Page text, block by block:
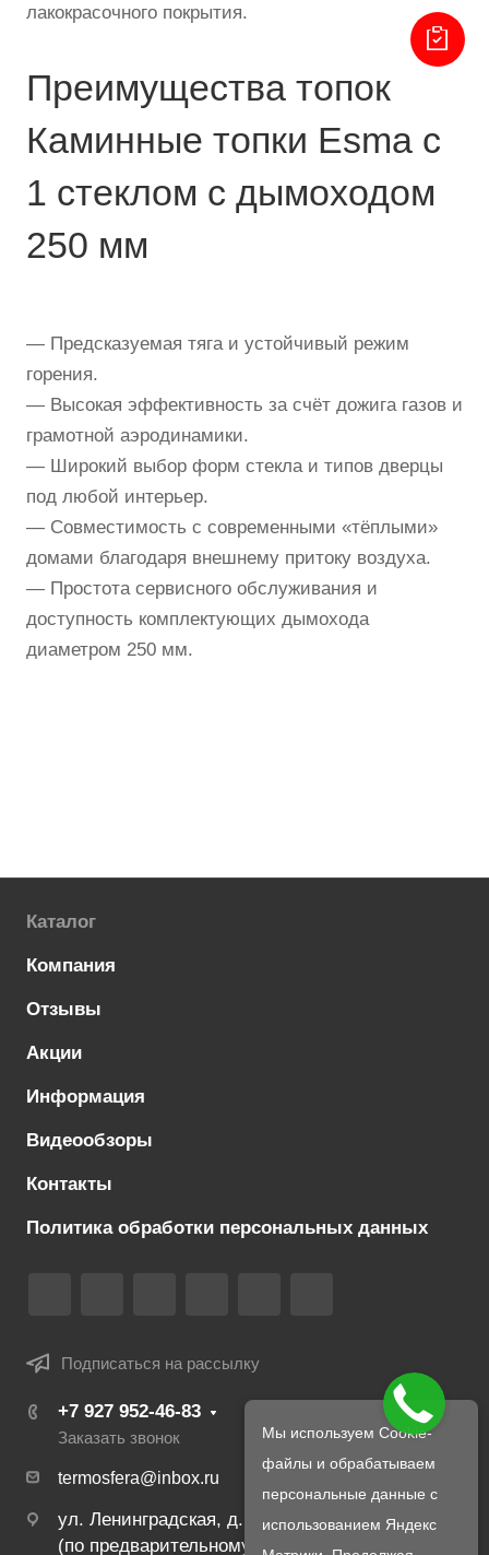
лакокрасочного покрытия.
Преимущества топок
Каминные топки Esma с
1 стеклом с дымоходом
250 мм
— Предсказуемая тяга и устойчивый режим
горения.
— Высокая эффективность за счёт дожига газов и
грамотной аэродинамики.
— Широкий выбор форм стекла и типов дверцы
под любой интерьер.
— Совместимость с современными «тёплыми»
домами благодаря внешнему притоку воздуха.
— Простота сервисного обслуживания и
доступность комплектующих дымохода
диаметром 250 мм.
Каталог
Компания
Отзывы
Акции
Информация
Видеообзоры
Контакты
Политика обработки персональных данных
Подписаться на рассылку
+7 927 952-46-83
Заказать звонок
termosfera@inbox.ru
ул. Ленинградская, д. 22
(по предварительному созвону с менеджером)
Мы используем Cookie-
файлы и обрабатываем
персональные данные с
использованием Яндекс